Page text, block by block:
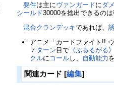
要件は主にヴァンガードにダ
シールド30000を捻出できるのは
混合クランデッキであれば、
アニメ「カードファイト!!
７ ターン目で 《ぶるるがる》
クルに コールし、 自動能力
関連カード [編集]